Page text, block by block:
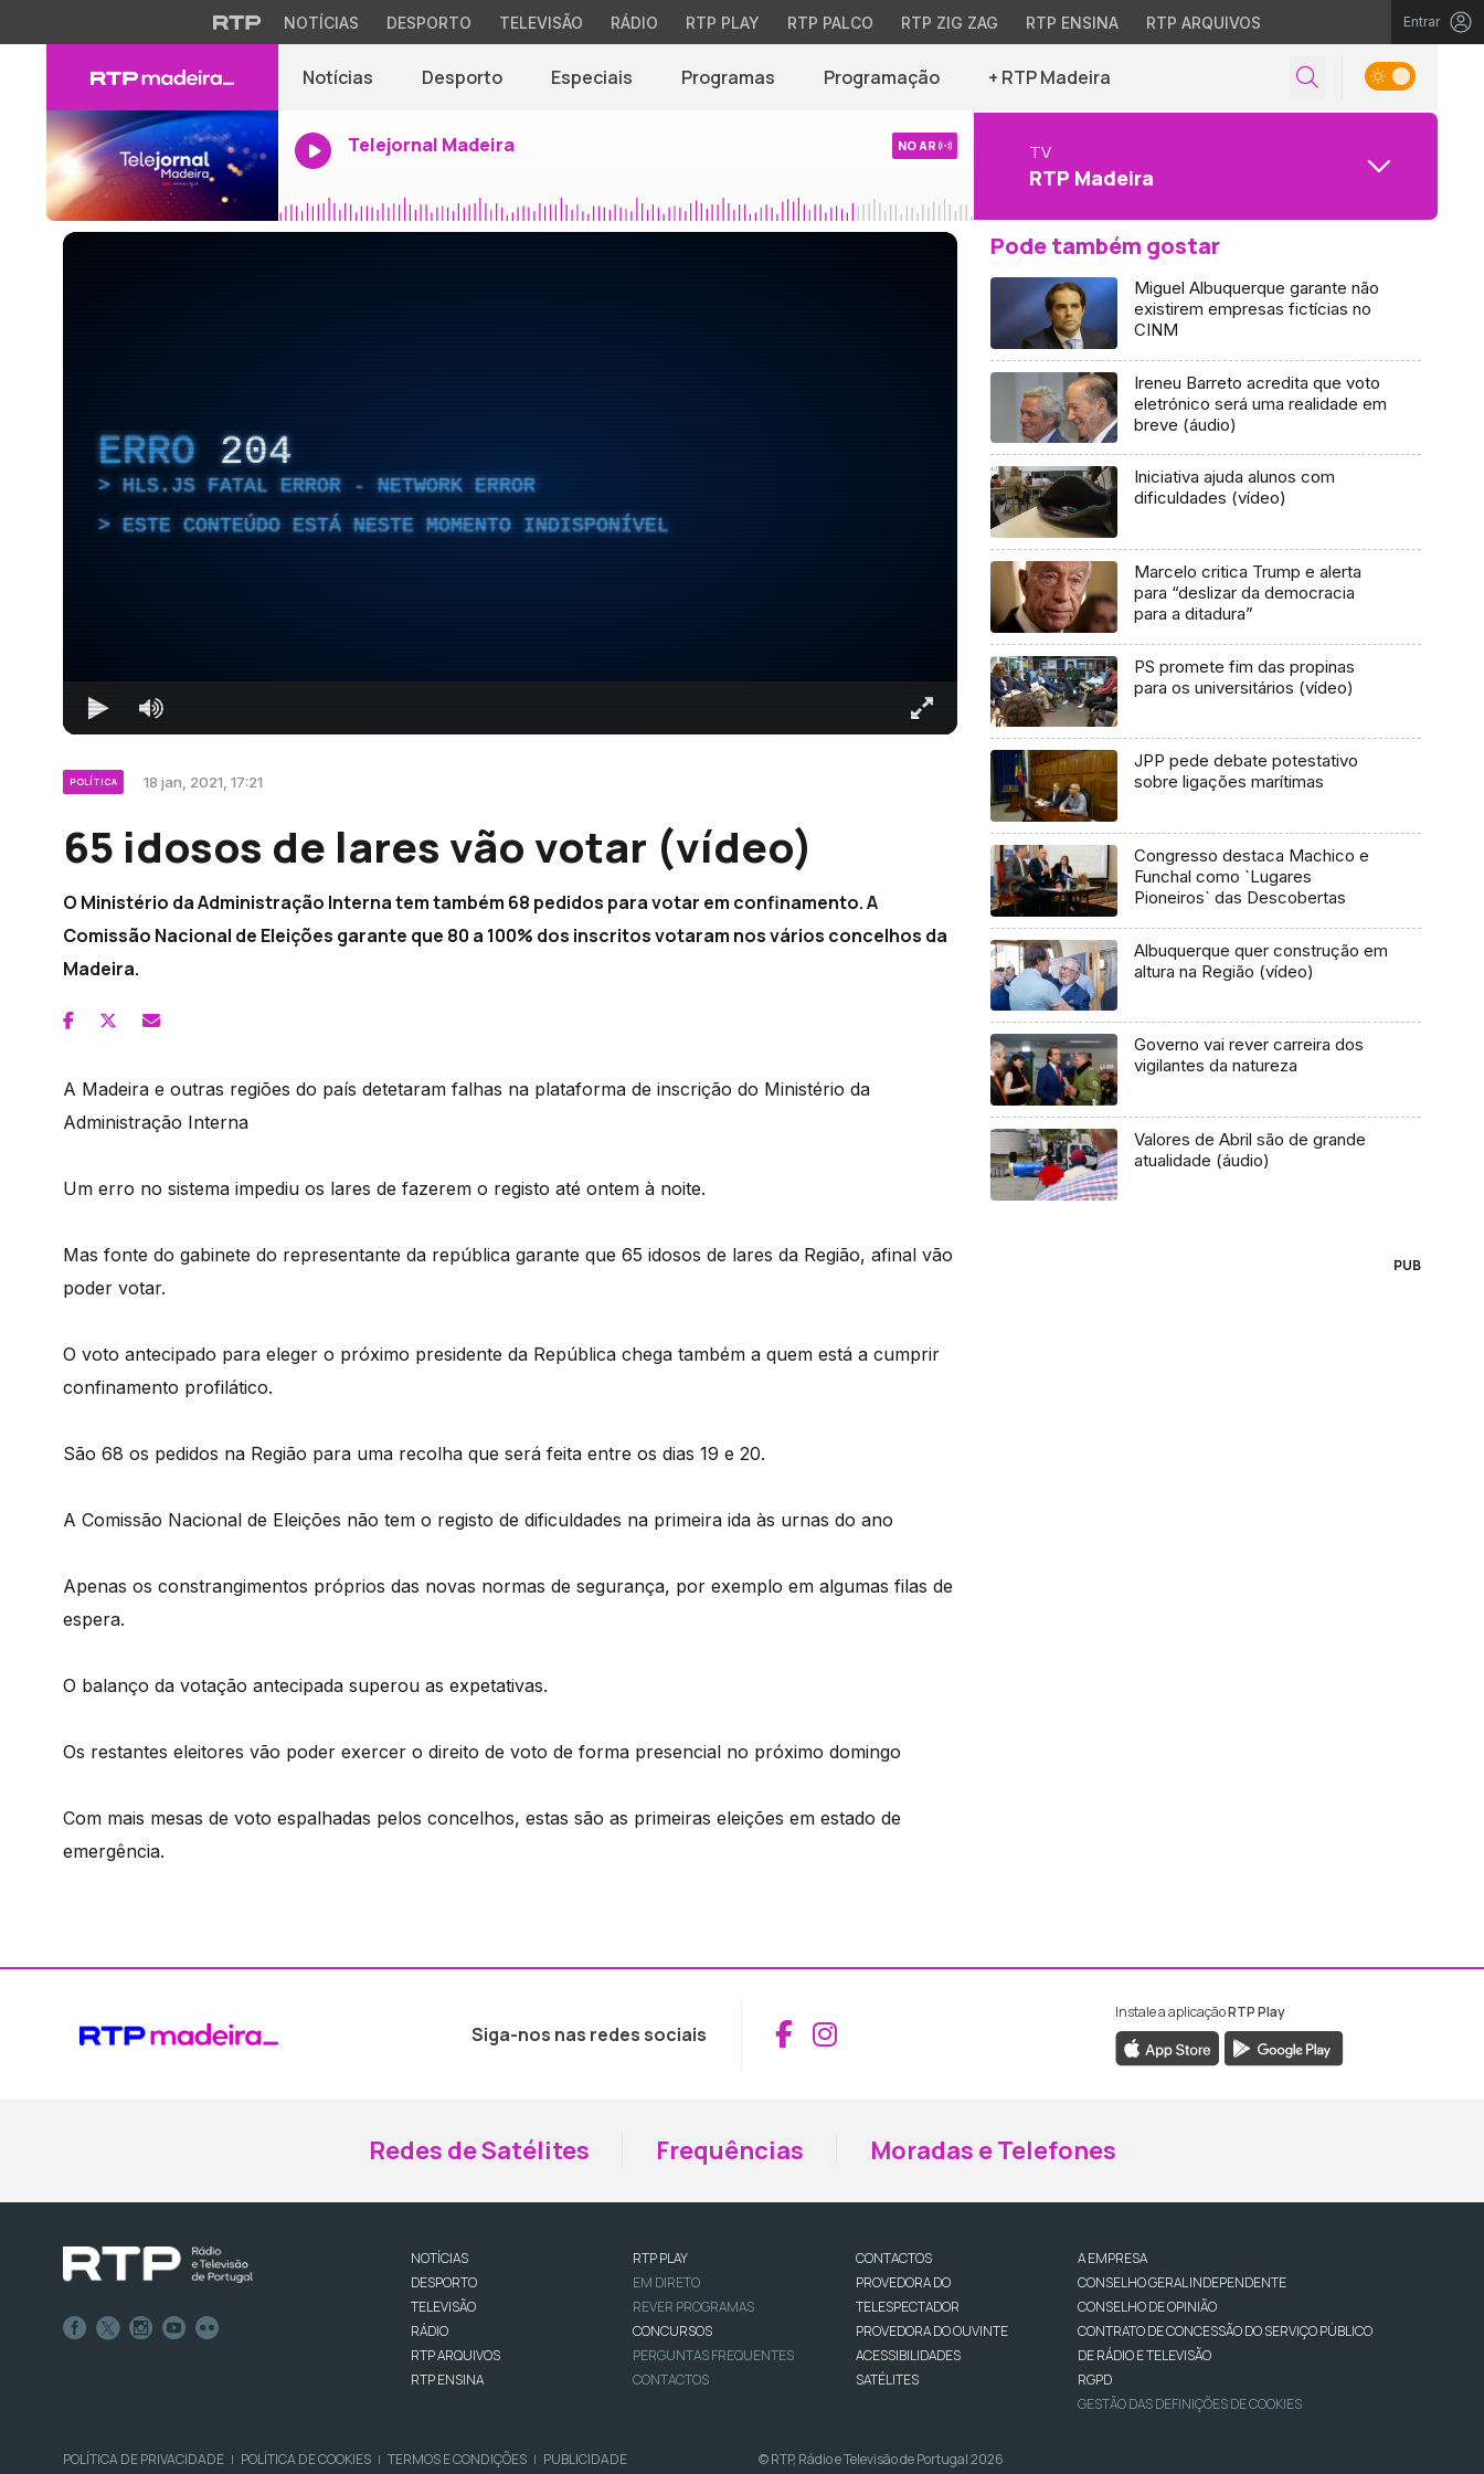
NOTÍCIAS DESPORTO TELEVISÃO RÁDIO RTP PLAY RTP PALCO RTP ZIG ZAG RTP ENSINA RTP ARQUIVOS Entrar
Notícias Desporto Especiais Programas Programação + RTP Madeira
Telejornal Madeira NO AR TV
RTP Madeira
ERRO 204
HLS.JS FATAL ERROR - NETWORK ERROR
ESTE CONTEÚDO ESTÁ NESTE MOMENTO INDISPONÍVEL
POLÍTICA 18 jan, 2021, 17:21
65 idosos de lares vão votar (vídeo)
O Ministério da Administração Interna tem também 68 pedidos para votar em confinamento. A
Comissão Nacional de Eleições garante que 80 a 100% dos inscritos votaram nos vários concelhos da
Madeira.
A Madeira e outras regiões do país detetaram falhas na plataforma de inscrição do Ministério da
Administração Interna
Um erro no sistema impediu os lares de fazerem o registo até ontem à noite.
Mas fonte do gabinete do representante da república garante que 65 idosos de lares da Região, afinal vão
poder votar.
O voto antecipado para eleger o próximo presidente da República chega também a quem está a cumprir
confinamento profilático.
São 68 os pedidos na Região para uma recolha que será feita entre os dias 19 e 20.
A Comissão Nacional de Eleições não tem o registo de dificuldades na primeira ida às urnas do ano
Apenas os constrangimentos próprios das novas normas de segurança, por exemplo em algumas filas de
espera.
O balanço da votação antecipada superou as expetativas.
Os restantes eleitores vão poder exercer o direito de voto de forma presencial no próximo domingo
Com mais mesas de voto espalhadas pelos concelhos, estas são as primeiras eleições em estado de
emergência.
Pode também gostar
Miguel Albuquerque garante não
existirem empresas fictícias no
CINM
Ireneu Barreto acredita que voto
eletrónico será uma realidade em
breve (áudio)
Iniciativa ajuda alunos com
dificuldades (vídeo)
Marcelo critica Trump e alerta
para “deslizar da democracia
para a ditadura”
PS promete fim das propinas
para os universitários (vídeo)
JPP pede debate potestativo
sobre ligações marítimas
Congresso destaca Machico e
Funchal como `Lugares
Pioneiros` das Descobertas
Albuquerque quer construção em
altura na Região (vídeo)
Governo vai rever carreira dos
vigilantes da natureza
Valores de Abril são de grande
atualidade (áudio)
PUB
Siga-nos nas redes sociais Aceder ao Facebook da RTP Madeira
Aceder ao Instagram da RTP Madeira
Instale a aplicaçãoRTP Play
Redes de Satélites Frequências Moradas e Telefones
NOTÍCIAS
DESPORTO
TELEVISÃO
RÁDIO
RTP ARQUIVOS
RTP ENSINA
RTP PLAY
EM DIRETO
REVER PROGRAMAS
CONCURSOS
PERGUNTAS FREQUENTES
CONTACTOS
CONTACTOS
PROVEDORA DO
TELESPECTADOR
PROVEDORA DO OUVINTE
ACESSIBILIDADES
SATÉLITES
A EMPRESA
CONSELHO GERAL INDEPENDENTE
CONSELHO DE OPINIÃO
CONTRATO DE CONCESSÃO DO SERVIÇO PÚBLICO
DE RÁDIO E TELEVISÃO
RGPD
GESTÃO DAS DEFINIÇÕES DE COOKIES
POLÍTICA DE PRIVACIDADE | POLÍTICA DE COOKIES | TERMOS E CONDIÇÕES | PUBLICIDADE © RTP, Rádio e Televisão de Portugal 2026